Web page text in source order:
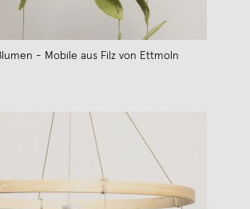
- Mobile aus Filz von Ettmoln